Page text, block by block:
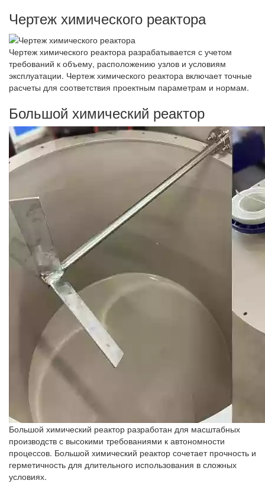
Чертеж химического реактора
Чертеж химического реактора разрабатывается с учетом
требований к объему, расположению узлов и условиям
эксплуатации. Чертеж химического реактора включает точные
расчеты для соответствия проектным параметрам и нормам.
Большой химический реактор
Большой химический реактор разработан для масштабных
производств с высокими требованиями к автономности
процессов. Большой химический реактор сочетает прочность и
герметичность для длительного использования в сложных
условиях.